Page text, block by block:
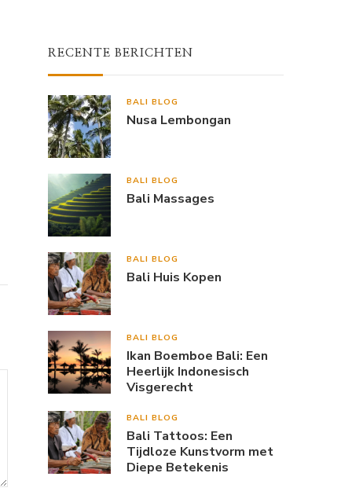
RECENTE BERICHTEN
BALI BLOG
Nusa Lembongan
BALI BLOG
Bali Massages
BALI BLOG
Bali Huis Kopen
BALI BLOG
Ikan Boemboe Bali: Een
Heerlijk Indonesisch
Visgerecht
BALI BLOG
Bali Tattoos: Een
Tijdloze Kunstvorm met
Diepe Betekenis